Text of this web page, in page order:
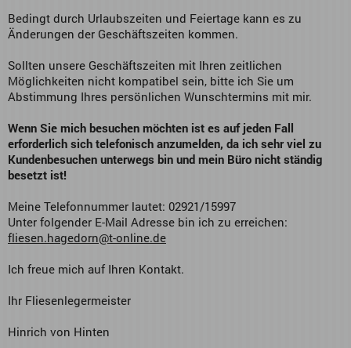
Bedingt durch Urlaubszeiten und Feiertage kann es zu
Änderungen der Geschäftszeiten kommen.
Sollten unsere Geschäftszeiten mit Ihren zeitlichen
Möglichkeiten nicht kompatibel sein, bitte ich Sie um
Abstimmung Ihres persönlichen Wunschtermins mit mir.
Wenn Sie mich besuchen möchten ist es auf jeden Fall
erforderlich sich telefonisch anzumelden, da ich sehr viel zu
Kundenbesuchen unterwegs bin und mein Büro nicht ständig
besetzt ist!
Meine Telefonnummer lautet: 02921/15997
Unter folgender E-Mail Adresse bin ich zu erreichen:
fliesen.hagedorn@t-online.de
Ich freue mich auf Ihren Kontakt.
Ihr Fliesenlegermeister
Hinrich von Hinten